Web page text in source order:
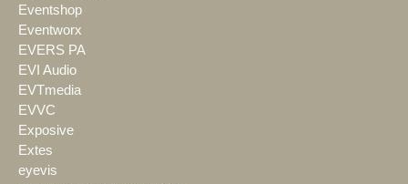
Eventshop
Eventworx
EVERS PA
EVI Audio
EVTmedia
EVVC
Exposive
Extes
eyevis